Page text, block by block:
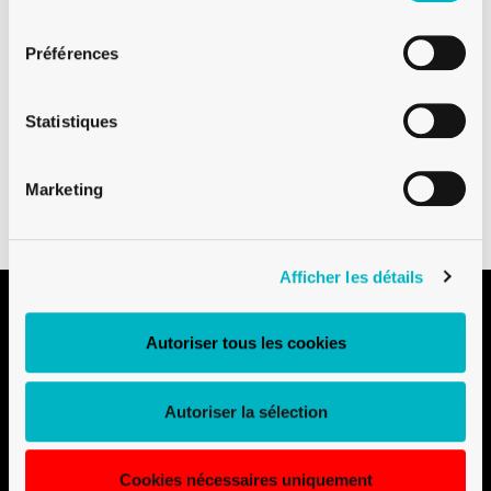
Préférences
Statistiques
Marketing
Afficher les détails
Autoriser tous les cookies
Autoriser la sélection
Cookies nécessaires uniquement
Univerre Pro Uva SA
Formulaire de contact